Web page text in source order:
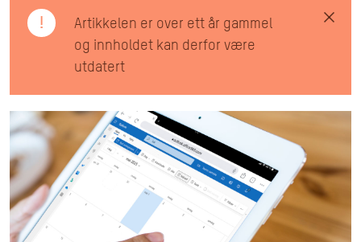
!
Artikkelen er over ett år gammel
og innholdet kan derfor være
utdatert